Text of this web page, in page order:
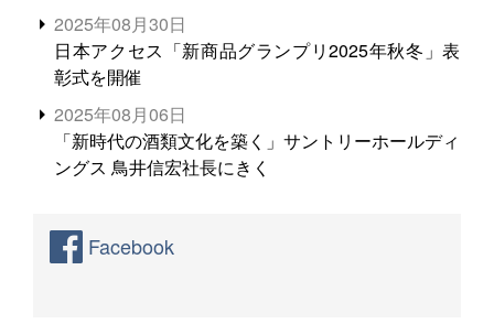
2025年08月30日
日本アクセス「新商品グランプリ2025年秋冬」表
彰式を開催
2025年08月06日
「新時代の酒類文化を築く」サントリーホールディ
ングス 鳥井信宏社長にきく
Facebook